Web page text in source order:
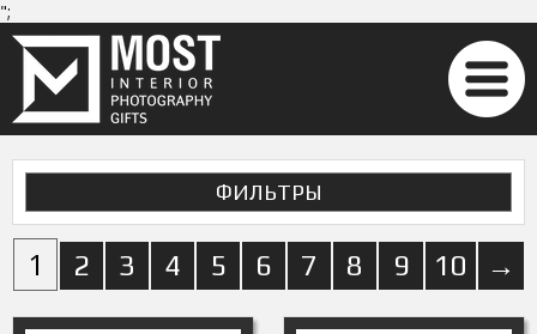
";
ФИЛЬТРЫ
1 2 3 4 5 6 7 8 9 10 →